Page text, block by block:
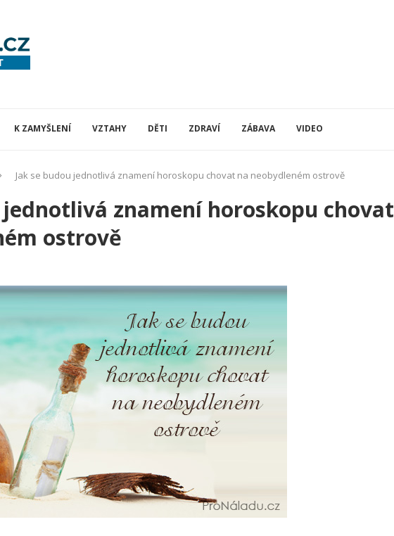
K ZAMYŠLENÍ VZTAHY DĚTI ZDRAVÍ ZÁBAVA VIDEO
Jak se budou jednotlivá znamení horoskopu chovat na neobydleném ostrově
jednotlivá znamení horoskopu chovat
ostrově